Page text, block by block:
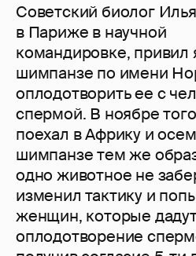
Советский биолог
в Париже в научной
командировке,
шимпанзе по имени
оплодотворить ее с
спермой. В ноябре
поехал в Африку и
шимпанзе тем же
одно животное не
изменил тактику и
женщин, которые
оплодотворение